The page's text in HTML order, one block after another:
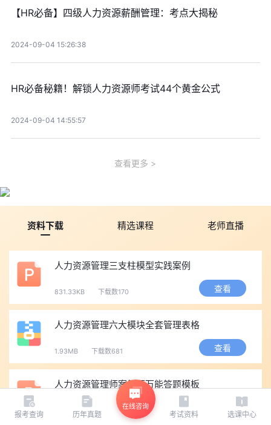
【HR必备】四级人力资源薪酬管理：考点大揭秘
2024-09-04 15:26:38
HR必备秘籍！解锁人力资源师考试44个黄金公式
2024-09-04 14:55:57
查看更多
资料下载 精选课程 老师直播
人力资源管理三支柱模型实践案例
831.33KB 下载数170 查看
人力资源管理六大模块全套管理表格
1.93MB 下载数681 查看
‌人力资源管理师案例题万能答题模板
（附实战示例-法规速查）‌
345.05KB 下载数314
报考查询 历年真题
在线咨询
考试资料 选课中心